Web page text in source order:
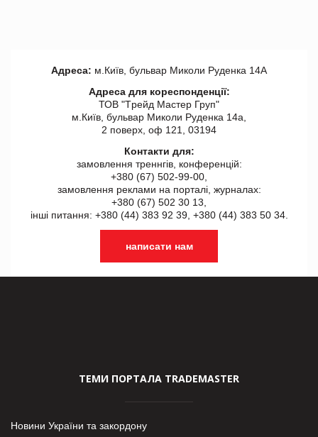
Адреса: м.Київ, бульвар Миколи Руденка 14А
Адреса для кореспонденції:
ТОВ "Tрейд Мастер Груп"
м.Київ, бульвар Миколи Руденка 14а,
2 поверх, оф 121, 03194
Контакти для:
замовлення треннгів, конференцій:
+380 (67) 502-99-00,
замовлення реклами на порталі, журналах:
+380 (67) 502 30 13,
інші питання: +380 (44) 383 92 39, +380 (44) 383 50 34.
написати нам
ТЕМИ ПОРТАЛА TRADEMASTER
Новини України та закордону